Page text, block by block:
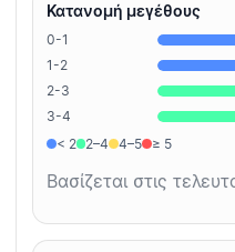
Κατανομή μεγέθους
0-1
1-2
2-3
3-4
< 2
2–4 4–5 ≥ 5
Βασίζεται στις